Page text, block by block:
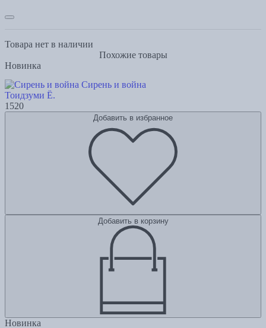
Товара нет в наличии
Похожие товары
Новинка
Сирень и война
Тоидзуми Ё.
1520
Добавить в избранное
Добавить в корзину
Новинка